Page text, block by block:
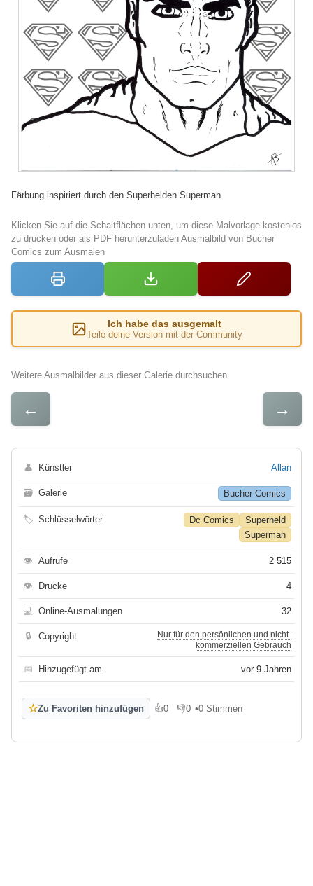
Färbung inspiriert durch den Superhelden Superman
Klicken Sie auf die Schaltflächen unten, um diese Malvorlage kostenlos
zu drucken oder als PDF herunterzuladen Ausmalbild von Bucher
Comics zum Ausmalen
Ich habe das ausgemalt
Teile deine Version mit der Community
Weitere Ausmalbilder aus dieser Galerie durchsuchen
← →
👤 Künstler Allan
🗃 Galerie Bucher Comics
🏷 Schlüsselwörter Dc Comics
Superheld
Superman
👁 Aufrufe 2 515
👁 Drucke 4
💻 Online-Ausmalungen 32
🔒 Copyright
Nur für den persönlichen und nicht-
kommerziellen Gebrauch
📅 Hinzugefügt am vor 9 Jahren
☆Zu Favoriten hinzufügen 👍0
Gefällt mir
👎0
Gefällt mir nicht
•0 Stimmen